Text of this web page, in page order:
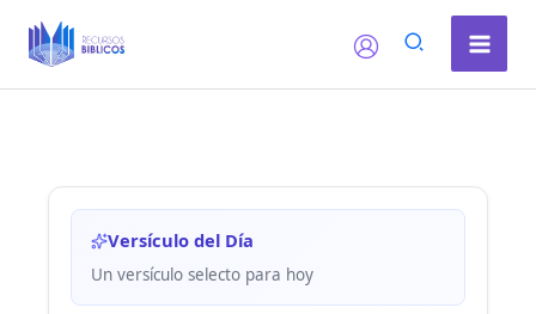
Versículo del Día
Un versículo selecto para hoy